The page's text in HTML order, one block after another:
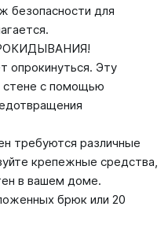
безопасности для
опрокинуться. Эту
стене с помощью
требуются различные
крепежные средства,
в вашем доме.
брюк или 20